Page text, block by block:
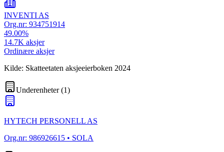
INVENTI AS
Org.nr: 934751914
49.00%
14.7K aksjer
Ordinære aksjer
Kilde: Skatteetaten aksjeeierboken 2024
Underenheter(1)
HYTECH PERSONELL AS
Org.nr: 986926615 • SOLA